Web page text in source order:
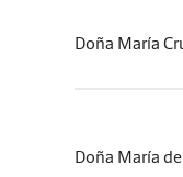
Doña María
Doña María